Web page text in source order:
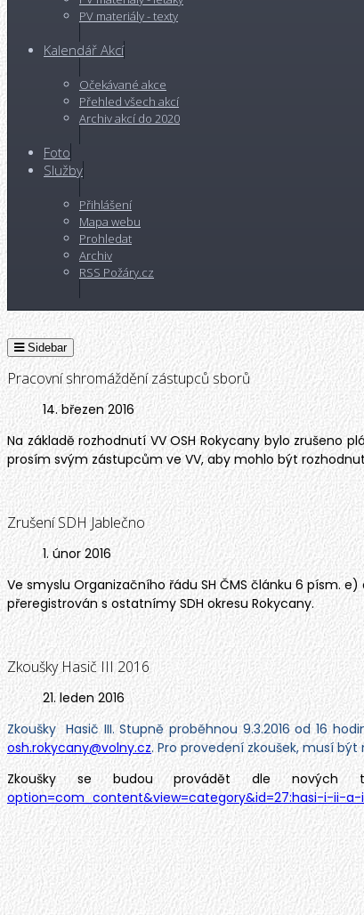
PV materiály - texty
Kalendář Akcí
Očekávané akce
Přehled všech akcí
Archiv akcí do 2020
Foto
Služby
Přihlášení
Mapa webu
Prohledat
Archiv
RSS Požáry.cz
Jste zde: Hlavní
Sidebar
Pracovní shromáždění zástupců sborů
14. březen 2016
Na základě rozhodnutí VV OSH Rokycany bylo
prosím svým zástupcům ve VV, aby mohlo být
Zrušení SDH Jablečno
1. únor 2016
Ve smyslu Organizačního řádu SH ČMS článku 6 písm.
přeregistrován s ostatnímy SDH okresu Rokycany.
Zkoušky Hasič III 2016
21. leden 2016
Zkoušky Hasič III. Stupně proběhnou 9.3.2016 od 16
osh.rokycany@volny.cz. Pro provedení zkoušek, musí
Zkoušky se budou provádět dle
option=com_content&view=category&id=27:hasi-i-ii-